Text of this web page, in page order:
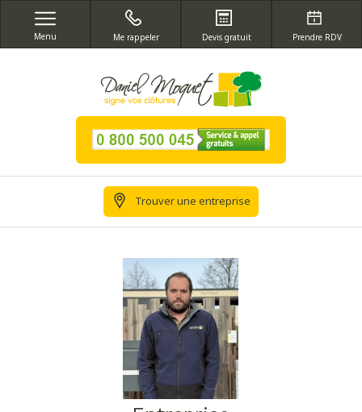
Menu Me rappeler Devis gratuit Prendre RDV
Trouver une entreprise